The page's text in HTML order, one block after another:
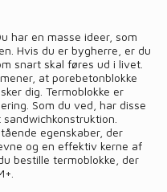
har en masse ideer, som
Hvis du er bygherre, er du
snart skal føres ud i livet.
at porebetonblokke
dig. Termoblokke er
Som du ved, har disse
egenskaber, der
og en effektiv kerne af
bestille termoblokke, der